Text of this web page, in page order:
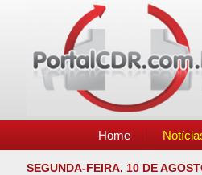
Home
SEGUNDA-FEIRA, 10 DE